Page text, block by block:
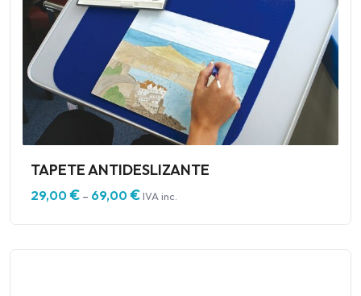
TAPETE ANTIDESLIZANTE
29,00€ – 69,00€IVA inc.